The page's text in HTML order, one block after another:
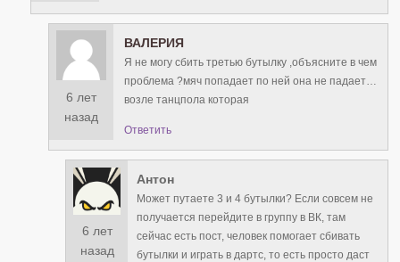
6 лет
назад
ВАЛЕРИЯ
Я не могу сбить третью бутылку ,объясните в чем
проблема ?мяч попадает по ней она не падает…
возле танцпола которая
Ответить
6 лет
назад
Антон
Может путаете 3 и 4 бутылки? Если совсем не
получается перейдите в группу в ВК, там
сейчас есть пост, человек помогает сбивать
бутылки и играть в дартс, то есть просто даст